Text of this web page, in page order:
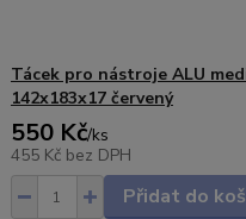
Tácek pro nástroje ALU
142x183x17 červený
550 Kč/ks
455 Kč bez DPH
Přidat do